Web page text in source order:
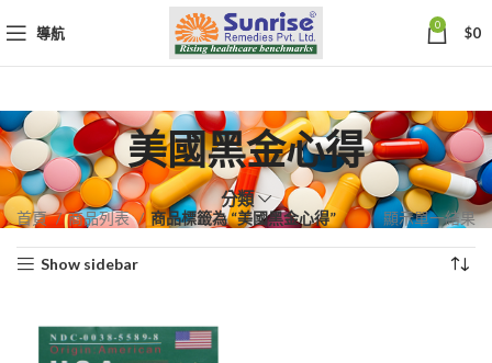
導航 0 $0
美國黑金心得
分類
首頁 商品列表 商品標籤為 “美國黑金心得” 顯示單一結果
Show sidebar